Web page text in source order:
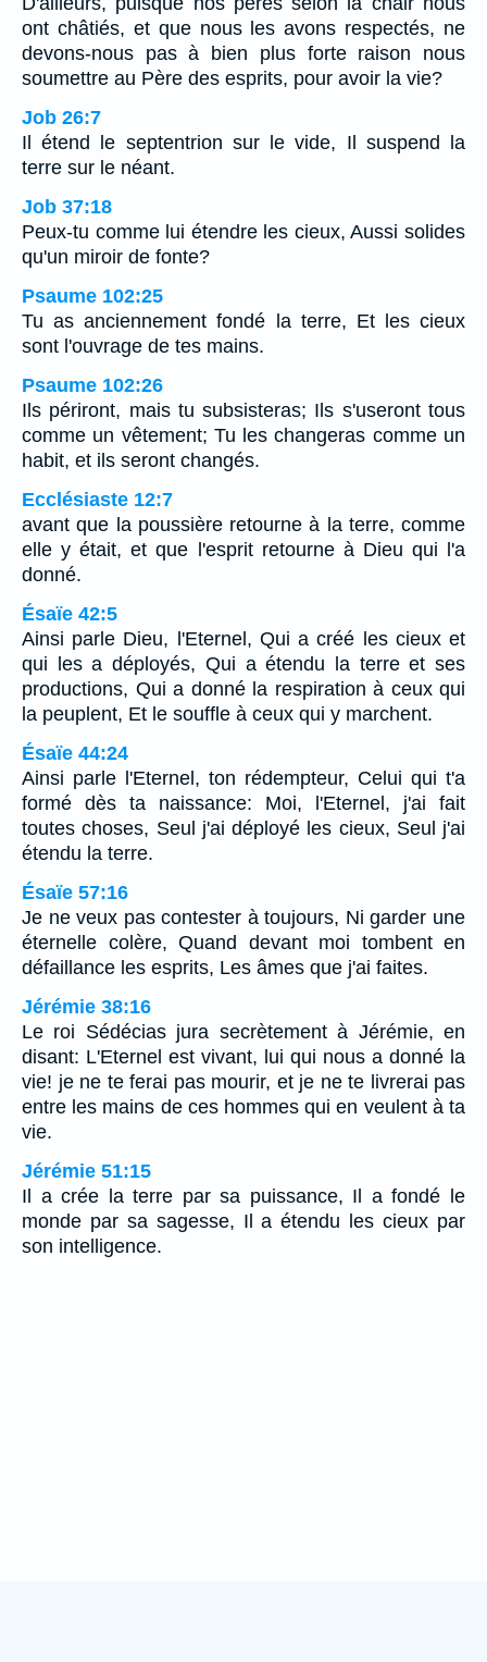
ont châtiés, et que nous les avons respectés, ne
devons-nous pas à bien plus forte raison nous
soumettre au Père des esprits, pour avoir la vie?
Job 26:7
Il étend le septentrion sur le vide, Il suspend la
terre sur le néant.
Job 37:18
Peux-tu comme lui étendre les cieux, Aussi solides
qu'un miroir de fonte?
Psaume 102:25
Tu as anciennement fondé la terre, Et les cieux
sont l'ouvrage de tes mains.
Psaume 102:26
Ils périront, mais tu subsisteras; Ils s'useront tous
comme un vêtement; Tu les changeras comme un
habit, et ils seront changés.
Ecclésiaste 12:7
avant que la poussière retourne à la terre, comme
elle y était, et que l'esprit retourne à Dieu qui l'a
donné.
Ésaïe 42:5
Ainsi parle Dieu, l'Eternel, Qui a créé les cieux et
qui les a déployés, Qui a étendu la terre et ses
productions, Qui a donné la respiration à ceux qui
la peuplent, Et le souffle à ceux qui y marchent.
Ésaïe 44:24
Ainsi parle l'Eternel, ton rédempteur, Celui qui t'a
formé dès ta naissance: Moi, l'Eternel, j'ai fait
toutes choses, Seul j'ai déployé les cieux, Seul j'ai
étendu la terre.
Ésaïe 57:16
Je ne veux pas contester à toujours, Ni garder une
éternelle colère, Quand devant moi tombent en
défaillance les esprits, Les âmes que j'ai faites.
Jérémie 38:16
Le roi Sédécias jura secrètement à Jérémie, en
disant: L'Eternel est vivant, lui qui nous a donné la
vie! je ne te ferai pas mourir, et je ne te livrerai pas
entre les mains de ces hommes qui en veulent à ta
vie.
Jérémie 51:15
Il a crée la terre par sa puissance, Il a fondé le
monde par sa sagesse, Il a étendu les cieux par
son intelligence.